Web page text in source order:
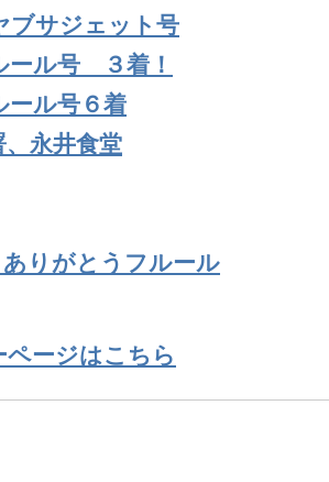
ブサジェット号
ール号 ３着！
ール号６着
永井食堂
りがとうフルール
ージはこちら